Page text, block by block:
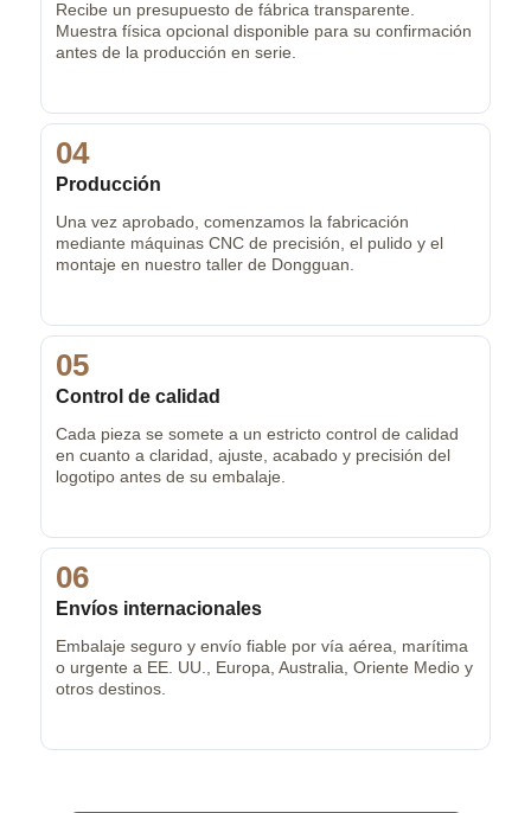
Recibe un presupuesto de fábrica transparente.
Muestra física opcional disponible para su confirmación
antes de la producción en serie.
04
Producción
Una vez aprobado, comenzamos la fabricación
mediante máquinas CNC de precisión, el pulido y el
montaje en nuestro taller de Dongguan.
05
Control de calidad
Cada pieza se somete a un estricto control de calidad
en cuanto a claridad, ajuste, acabado y precisión del
logotipo antes de su embalaje.
06
Envíos internacionales
Embalaje seguro y envío fiable por vía aérea, marítima
o urgente a EE. UU., Europa, Australia, Oriente Medio y
otros destinos.